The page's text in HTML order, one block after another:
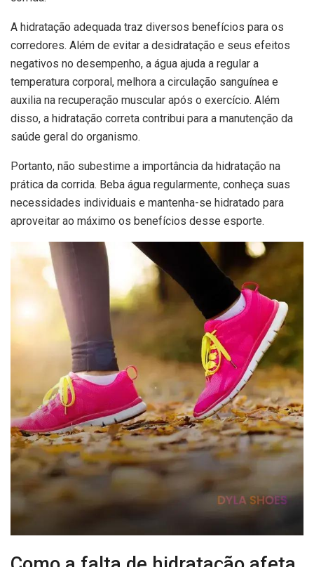
A hidratação adequada traz diversos benefícios para os
corredores. Além de evitar a desidratação e seus efeitos
negativos no desempenho, a água ajuda a regular a
temperatura corporal, melhora a circulação sanguínea e
auxilia na recuperação muscular após o exercício. Além
disso, a hidratação correta contribui para a manutenção da
saúde geral do organismo.
Portanto, não subestime a importância da hidratação na
prática da corrida. Beba água regularmente, conheça suas
necessidades individuais e mantenha-se hidratado para
aproveitar ao máximo os benefícios desse esporte.